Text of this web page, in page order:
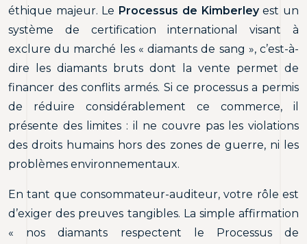
éthique majeur. Le Processus de Kimberleyest un
système de certification international visant à
exclure du marché les « diamants de sang », c’est-à-
dire les diamants bruts dont la vente permet de
financer des conflits armés. Si ce processus a permis
de réduire considérablement ce commerce, il
présente des limites : il ne couvre pas les violations
des droits humains hors des zones de guerre, ni les
problèmes environnementaux.
En tant que consommateur-auditeur, votre rôle est
d’exiger des preuves tangibles. La simple affirmation
« nos diamants respectent le Processus de